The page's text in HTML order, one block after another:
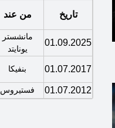
تاريخ من عند
01.09.2025
مانشستر
يونايتد
01.07.2017 بنفيكا
01.07.2012 فستيروس